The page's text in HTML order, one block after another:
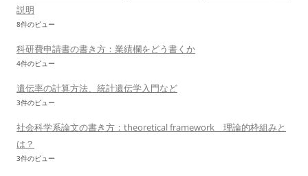
説明
8件のビュー
科研費申請書の書き方：業績欄をどう書くか
4件のビュー
遺伝率の計算方法、統計遺伝学入門など
3件のビュー
社会科学系論文の書き方：theoretical framework 理論的枠組みと
は？
3件のビュー